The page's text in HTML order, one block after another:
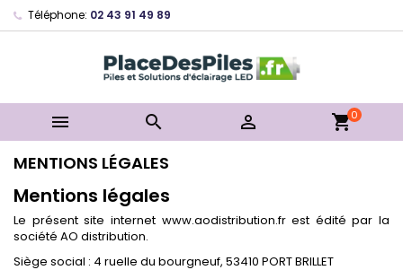
Téléphone: 02 43 91 49 89
   shopping_cart0
MENTIONS LÉGALES
Mentions légales
Le présent site internet www.aodistribution.fr est édité par la
société AO distribution.
Siège social : 4 ruelle du bourgneuf, 53410 PORT BRILLET